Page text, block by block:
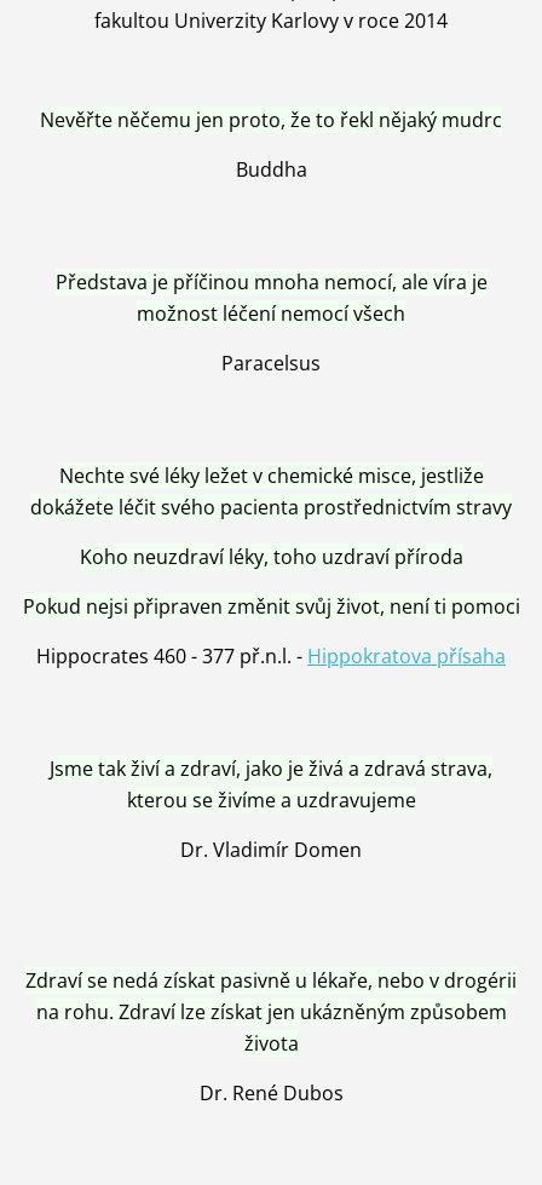
fakultou Univerzity Karlovy v roce 2014
Nevěřte něčemu jen proto, že to řekl nějaký mudrc
Buddha
Představa je příčinou mnoha nemocí, ale víra je
možnost léčení nemocí všech
Paracelsus
Nechte své léky ležet v chemické misce, jestliže
dokážete léčit svého pacienta prostřednictvím stravy
Koho neuzdraví léky, toho uzdraví příroda
Pokud nejsi připraven změnit svůj život, není ti pomoci
Hippocrates 460 - 377 př.n.l. - Hippokratova přísaha
Jsme tak živí a zdraví, jako je živá a zdravá strava,
kterou se živíme a uzdravujeme
Dr. Vladimír Domen
Zdraví se nedá získat pasivně u lékaře, nebo v drogérii
na rohu. Zdraví lze získat jen ukázněným způsobem
života
Dr. René Dubos